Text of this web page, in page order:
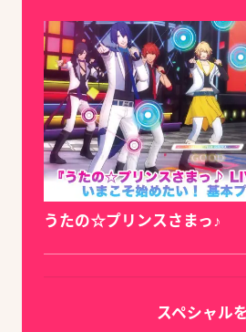
うたの☆プリンスさまっ♪
スペシャル